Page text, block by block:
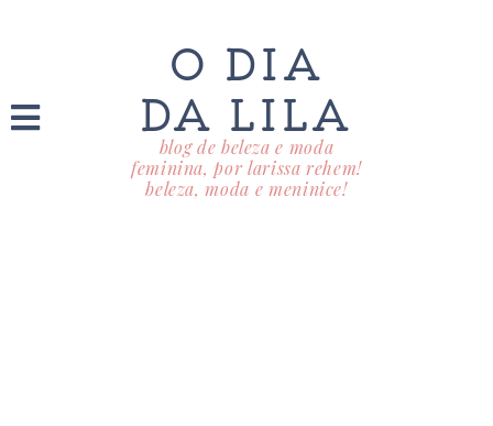
O DIA
DA LILA
blog de beleza e moda
feminina, por larissa rehem!
beleza, moda e meninice!